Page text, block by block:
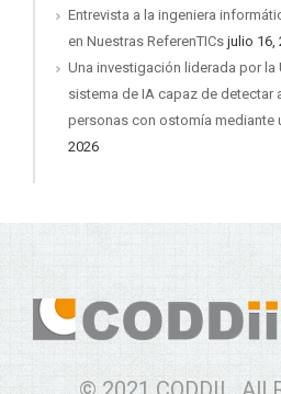
Entrevista a la ingeniera
en Nuestras ReferenTICs julio 16,
Una investigación liderada por la
sistema de IA capaz de detectar
personas con ostomía mediante
2026